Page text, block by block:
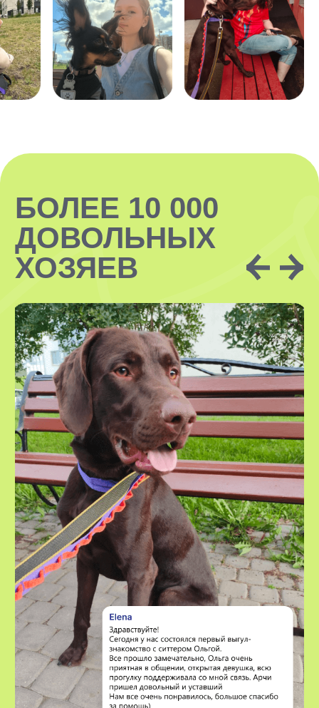
ЗАКАЗАТЬ
ЗАКАЗАТЬ
Остались вопросы?